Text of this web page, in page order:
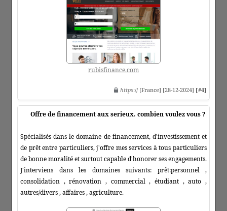
rubisfinance.com
https:// [France] [28-12-2024] [#4]
Offre de financement aux serieux. combien voulez vous ?
Spécialisés dans le domaine de financement, d'investissement et
de prêt entre particuliers, j'offre mes services à tous particuliers
de bonne moralité et surtout capable d'honorer ses engagements.
J'interviens dans les domaines suivants: prêt:personnel ,
consolidation , rénovation , commercial , étudiant , auto ,
autres/divers , affaires , agriculture.